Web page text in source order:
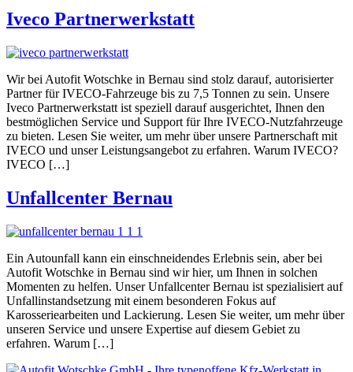
Iveco Partnerwerkstatt
Wir bei Autofit Wotschke in Bernau sind stolz darauf, autorisierter
Partner für IVECO-Fahrzeuge bis zu 7,5 Tonnen zu sein. Unsere
Iveco Partnerwerkstatt ist speziell darauf ausgerichtet, Ihnen den
bestmöglichen Service und Support für Ihre IVECO-Nutzfahrzeuge
zu bieten. Lesen Sie weiter, um mehr über unsere Partnerschaft mit
IVECO und unser Leistungsangebot zu erfahren. Warum IVECO?
IVECO […]
Unfallcenter Bernau
Ein Autounfall kann ein einschneidendes Erlebnis sein, aber bei
Autofit Wotschke in Bernau sind wir hier, um Ihnen in solchen
Momenten zu helfen. Unser Unfallcenter Bernau ist spezialisiert auf
Unfallinstandsetzung mit einem besonderen Fokus auf
Karosseriearbeiten und Lackierung. Lesen Sie weiter, um mehr über
unseren Service und unsere Expertise auf diesem Gebiet zu
erfahren. Warum […]